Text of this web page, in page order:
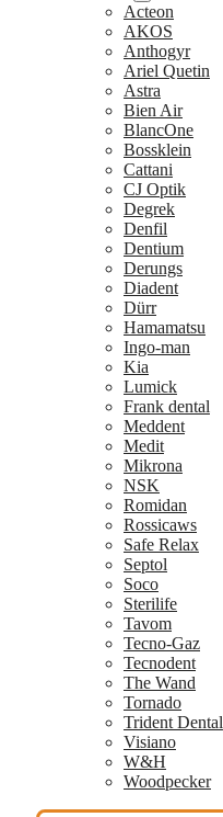
Acteon
AKOS
Anthogyr
Ariel Quetin
Astra
Bien Air
BlancOne
Bossklein
Cattani
CJ Optik
Degrek
Denfil
Dentium
Derungs
Diadent
Dürr
Hamamatsu
Ingo-man
Kia
Lumick
Frank dental
Meddent
Medit
Mikrona
NSK
Romidan
Rossicaws
Safe Relax
Septol
Soco
Sterilife
Tavom
Tecno-Gaz
Tecnodent
The Wand
Tornado
Trident Dental
Visiano
W&H
Woodpecker